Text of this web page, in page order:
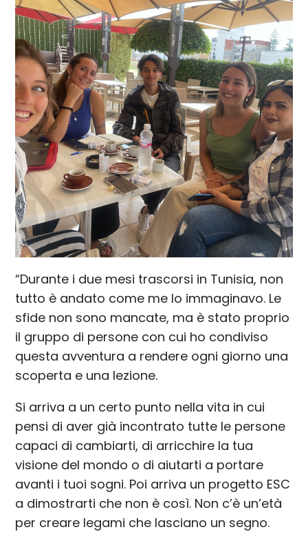
“Durante i due mesi trascorsi in Tunisia, non
tutto è andato come me lo immaginavo. Le
sfide non sono mancate, ma è stato proprio
il gruppo di persone con cui ho condiviso
questa avventura a rendere ogni giorno una
scoperta e una lezione.
Si arriva a un certo punto nella vita in cui
pensi di aver già incontrato tutte le persone
capaci di cambiarti, di arricchire la tua
visione del mondo o di aiutarti a portare
avanti i tuoi sogni. Poi arriva un progetto ESC
a dimostrarti che non è così. Non c’è un’età
per creare legami che lasciano un segno.